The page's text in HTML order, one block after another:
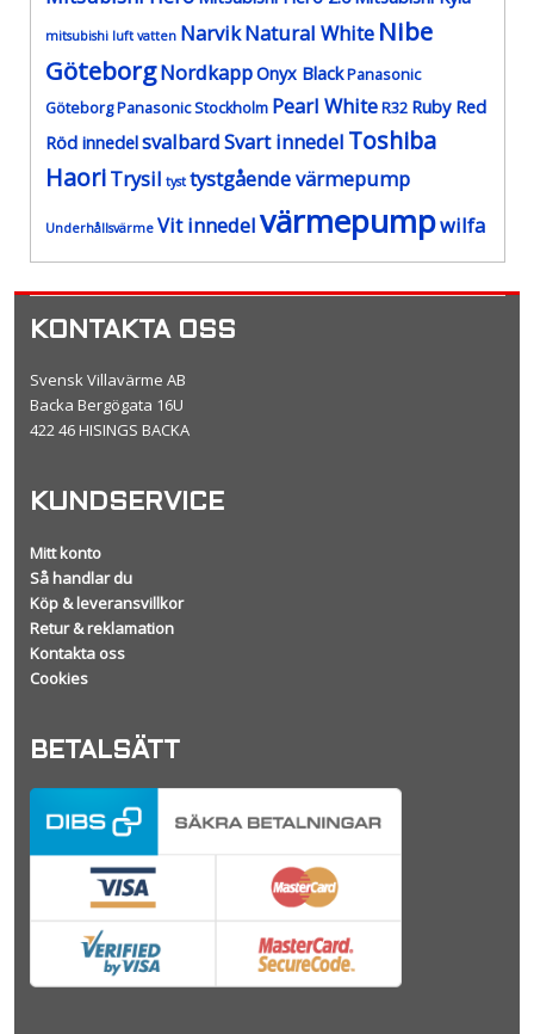
mitsubishi luft vatten NarvikNatural White Nibe
GöteborgNordkappOnyx BlackPanasonic
GöteborgPanasonic Stockholm Pearl WhiteR32 Ruby Red
Röd innedelsvalbardSvart innedel Toshiba
HaoriTrysil tyst tystgående värmepump
Underhållsvärme Vit innedelvärmepumpwilfa
KONTAKTA OSS
Svensk Villavärme AB
Backa Bergögata 16U
422 46 HISINGS BACKA
KUNDSERVICE
Mitt konto
Så handlar du
Köp & leveransvillkor
Retur & reklamation
Kontakta oss
Cookies
BETALSÄTT